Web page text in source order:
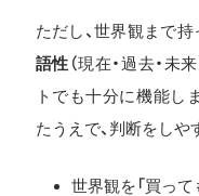
ただし、世界観まで
語性 （現在・過去・未
トでも十分に機能し
たうえで、判断をしや
世界観を「買っ